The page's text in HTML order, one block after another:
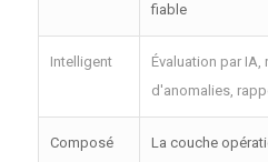
fiable
Intelligent
Évaluation par
d'anomalies,
Composé
La couche